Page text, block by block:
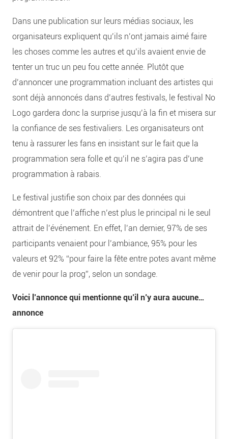
Dans une publication sur leurs médias sociaux, les
organisateurs expliquent qu’ils n’ont jamais aimé faire
les choses comme les autres et qu’ils avaient envie de
tenter un truc un peu fou cette année. Plutôt que
d’annoncer une programmation incluant des artistes qui
sont déjà annoncés dans d’autres festivals, le festival No
Logo gardera donc la surprise jusqu’à la fin et misera sur
la confiance de ses festivaliers. Les organisateurs ont
tenu à rassurer les fans en insistant sur le fait que la
programmation sera folle et qu’il ne s’agira pas d’une
programmation à rabais.
Le festival justifie son choix par des données qui
démontrent que l’affiche n’est plus le principal ni le seul
attrait de l’événement. En effet, l’an dernier, 97% de ses
participants venaient pour l’ambiance, 95% pour les
valeurs et 92% “pour faire la fête entre potes avant même
de venir pour la prog”, selon un sondage.
Voici l’annonce qui mentionne qu’il n’y aura aucune…
annonce